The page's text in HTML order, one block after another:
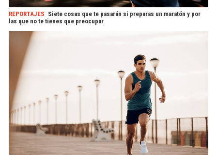
REPORTAJES Siete cosas que te pasarán si preparas un maratón y por
las que no te tienes que preocupar